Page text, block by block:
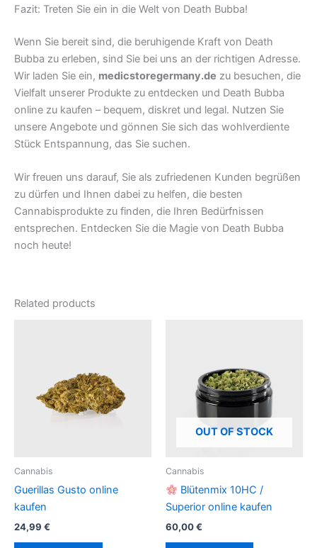
Fazit: Treten Sie ein in die Welt von Death Bubba!
Wenn Sie bereit sind, die beruhigende Kraft von Death
Bubba zu erleben, sind Sie bei uns an der richtigen Adresse.
Wir laden Sie ein, medicstoregermany.de zu besuchen, die
Vielfalt unserer Produkte zu entdecken und Death Bubba
online zu kaufen – bequem, diskret und legal. Nutzen Sie
unsere Angebote und gönnen Sie sich das wohlverdiente
Stück Entspannung, das Sie suchen.
Wir freuen uns darauf, Sie als zufriedenen Kunden begrüßen
zu dürfen und Ihnen dabei zu helfen, die besten
Cannabisprodukte zu finden, die Ihren Bedürfnissen
entsprechen. Entdecken Sie die Magie von Death Bubba
noch heute!
Related products
Cannabis
Guerillas Gusto online
kaufen
24,99 €
OUT OF STOCK
Cannabis
Blütenmix 10HC /
Superior online kaufen
60,00€